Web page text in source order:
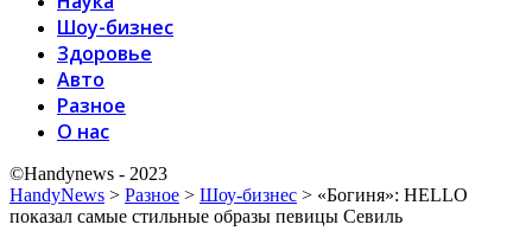
Шоу-бизнес
Здоровье
Авто
Разное
О нас
©Handynews - 2023
HandyNews > Разное > Шоу-бизнес > «Богиня»: HELLO
показал самые стильные образы певицы Севиль